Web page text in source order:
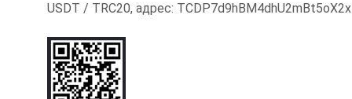
USDT / TRC20, адрес: